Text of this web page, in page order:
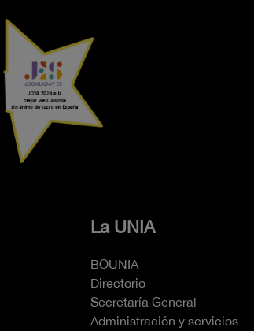
La UNIA
BOUNIA
Directorio
Secretaría General
Administración y servicios